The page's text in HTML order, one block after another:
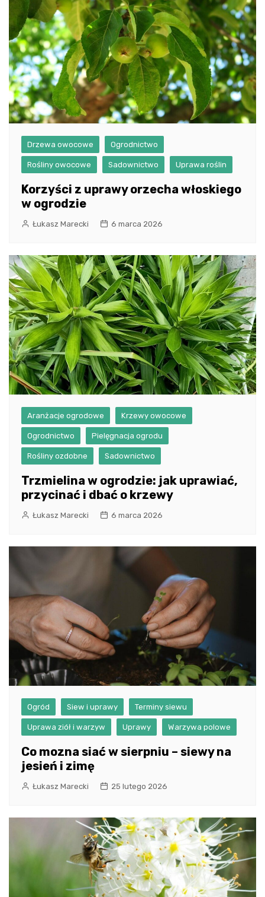
Drzewa owocowe Ogrodnictwo
Rośliny owocowe Sadownictwo Uprawa roślin
Korzyści z uprawy orzecha włoskiego
w ogrodzie
Łukasz Marecki 6 marca 2026
Aranżacje ogrodowe Krzewy owocowe
Ogrodnictwo Pielęgnacja ogrodu
Rośliny ozdobne Sadownictwo
Trzmielina w ogrodzie: jak uprawiać,
przycinać i dbać o krzewy
Łukasz Marecki 6 marca 2026
Ogród Siew i uprawy Terminy siewu
Uprawa ziół i warzyw Uprawy Warzywa polowe
Co mozna siać w sierpniu – siewy na
jesień i zimę
Łukasz Marecki 25 lutego 2026